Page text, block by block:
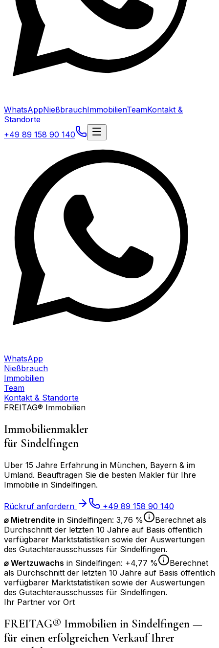
WhatsAppNießbrauchImmobilienTeamKontakt &
Standorte
+49 89 158 90 140
WhatsApp
Nießbrauch
Immobilien
Team
Kontakt & Standorte
FREITAG® Immobilien
Immobilienmakler
für Sindelfingen
Über 15 Jahre Erfahrung in München, Bayern & im
Umland. Beauftragen Sie die besten Makler für Ihre
Immobilie in Sindelfingen.
Rückruf anfordern
+49 89 158 90 140
⌀ Mietrendite in Sindelfingen: 3,76 %
Berechnet als
Durchschnitt der letzten 10 Jahre auf Basis öffentlich
verfügbarer Marktstatistiken sowie der Auswertungen
des Gutachterausschusses für Sindelfingen.
⌀ Wertzuwachs in Sindelfingen: +4,77 %
Berechnet
als Durchschnitt der letzten 10 Jahre auf Basis öffentlich
verfügbarer Marktstatistiken sowie der Auswertungen
des Gutachterausschusses für Sindelfingen.
Ihr Partner vor Ort
FREITAG® Immobilien in Sindelfingen —
für einen erfolgreichen Verkauf Ihrer